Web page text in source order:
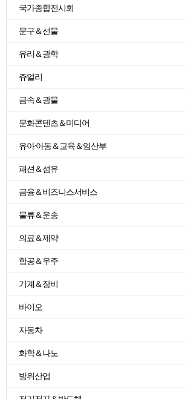
국가종합전시회
문구＆선물
유리＆광학
쥬얼리
금속＆광물
문화콘텐츠＆미디어
유아·아동＆교육＆임산부
패션＆섬유
금융＆비즈니스서비스
물류＆운송
의료＆제약
항공＆우주
기계＆장비
바이오
자동차
화학＆나노
방위산업